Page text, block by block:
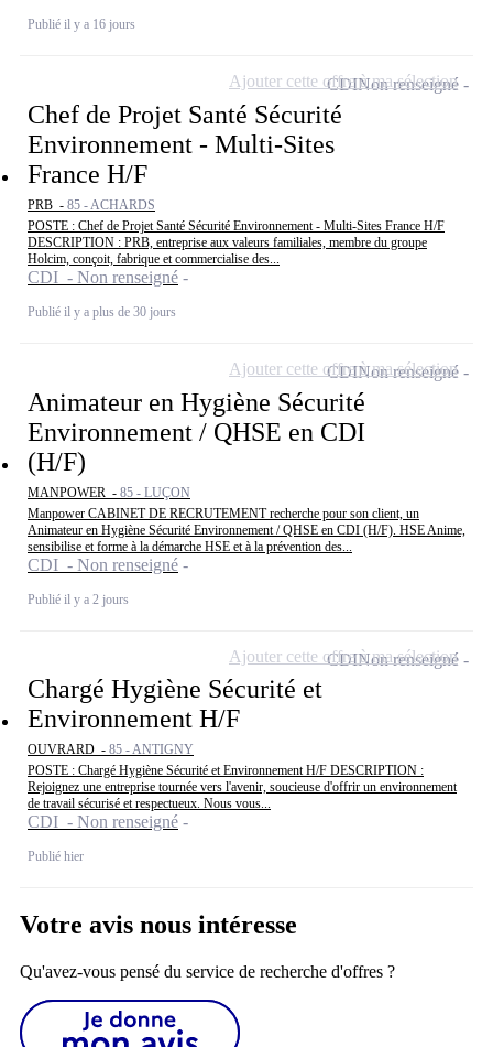
Publié il y a 16 jours
Chef de Projet Santé Sécurité
Environnement - Multi-Sites
France H/F
PRB - 85 - ACHARDS
POSTE : Chef de Projet Santé Sécurité Environnement - Multi-Sites France H/F
DESCRIPTION : PRB, entreprise aux valeurs familiales, membre du groupe
Holcim, conçoit, fabrique et commercialise des...
CDI - Non renseigné
Publié il y a plus de 30 jours
CDINon renseigné
Ajouter cette offre à ma sélection
Animateur en Hygiène Sécurité
Environnement / QHSE en CDI
(H/F)
MANPOWER - 85 - LUÇON
Manpower CABINET DE RECRUTEMENT recherche pour son client, un
Animateur en Hygiène Sécurité Environnement / QHSE en CDI (H/F). HSE Anime,
sensibilise et forme à la démarche HSE et à la prévention des...
CDI - Non renseigné
Publié il y a 2 jours
CDINon renseigné
Ajouter cette offre à ma sélection
Chargé Hygiène Sécurité et
Environnement H/F
OUVRARD - 85 - ANTIGNY
POSTE : Chargé Hygiène Sécurité et Environnement H/F DESCRIPTION :
Rejoignez une entreprise tournée vers l'avenir, soucieuse d'offrir un environnement
de travail sécurisé et respectueux. Nous vous...
CDI - Non renseigné
Publié hier
CDINon renseigné
Ajouter cette offre à ma sélection
Votre avis nous intéresse
Qu'avez-vous pensé du service de recherche d'offres ?